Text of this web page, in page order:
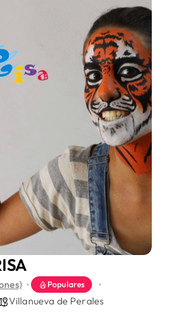
Populares
Villanueva de Perales